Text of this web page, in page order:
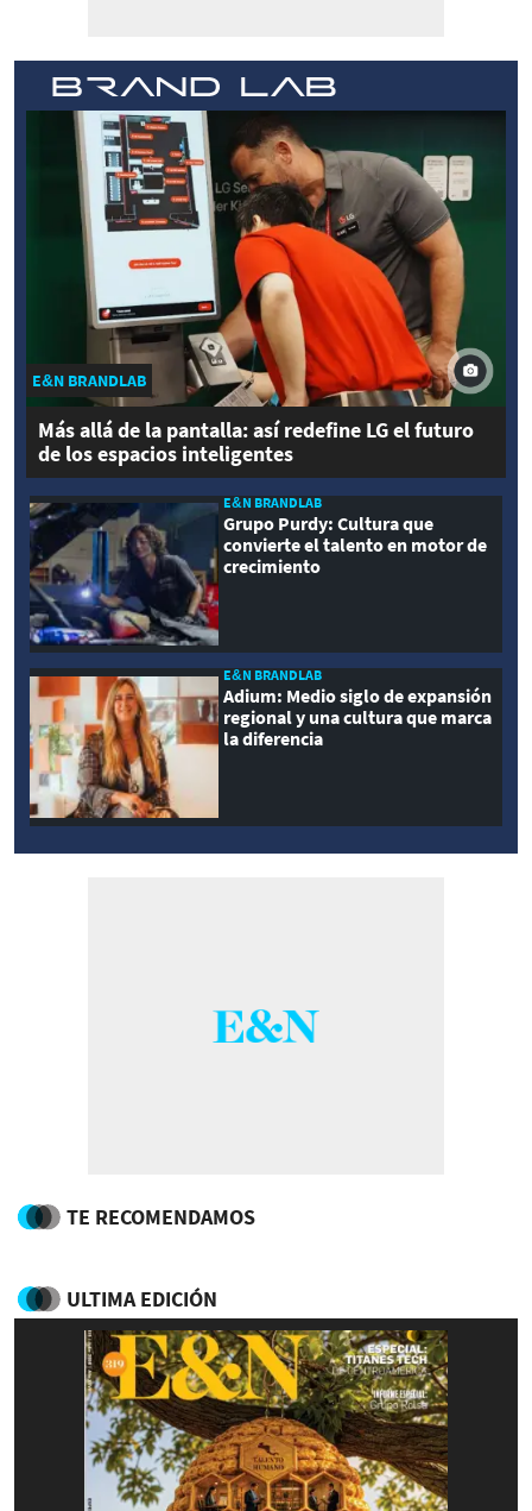
E&N BRANDLAB
Más allá de la pantalla: así redefine LG el futuro
de los espacios inteligentes
E&N BRANDLAB
Grupo Purdy: Cultura que
convierte el talento en motor de
crecimiento
E&N BRANDLAB
Adium: Medio siglo de expansión
regional y una cultura que marca
la diferencia
TE RECOMENDAMOS
ULTIMA EDICIÓN